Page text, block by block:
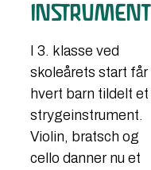
INSTRUMENT
​I 3. klasse ved
skoleårets start får
hvert barn tildelt et
strygeinstrument.
Violin, bratsch og
cello danner nu et